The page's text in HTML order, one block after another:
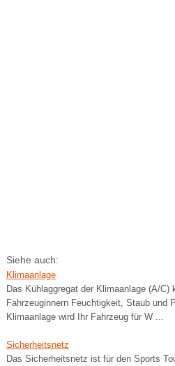
Siehe auch:
Klimaanlage
Das Kühlaggregat der Klimaanlage (A/
Fahrzeuginnern Feuchtigkeit, Staub und
Klimaanlage wird Ihr Fahrzeug für W ...
Sicherheitsnetz
Das Sicherheitsnetz ist für den Sports